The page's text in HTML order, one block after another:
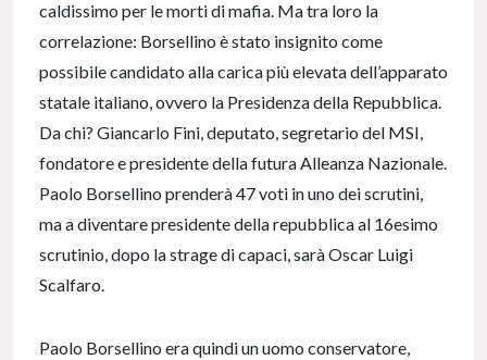
caldissimo per le morti di mafia. Ma tra loro la
correlazione: Borsellino è stato insignito come
possibile candidato alla carica più elevata dell’apparato
statale italiano, ovvero la Presidenza della Repubblica.
Da chi? Giancarlo Fini, deputato, segretario del MSI,
fondatore e presidente della futura Alleanza Nazionale.
Paolo Borsellino prenderà 47 voti in uno dei scrutini,
ma a diventare presidente della repubblica al 16esimo
scrutinio, dopo la strage di capaci, sarà Oscar Luigi
Scalfaro.
Paolo Borsellino era quindi un uomo conservatore,